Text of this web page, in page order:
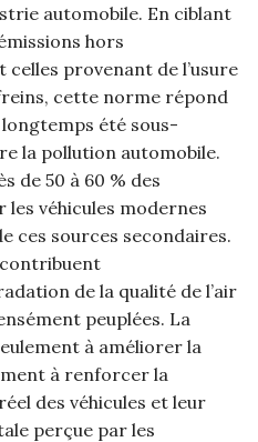
automobile. En ciblant
hors
provenant de l’usure
cette norme répond
été sous-
la pollution automobile.
de 50 à 60 % des
les véhicules modernes
ces sources secondaires.
de la qualité de l’air
peuplées. La
à améliorer la
à renforcer la
des véhicules et leur
perçue par les